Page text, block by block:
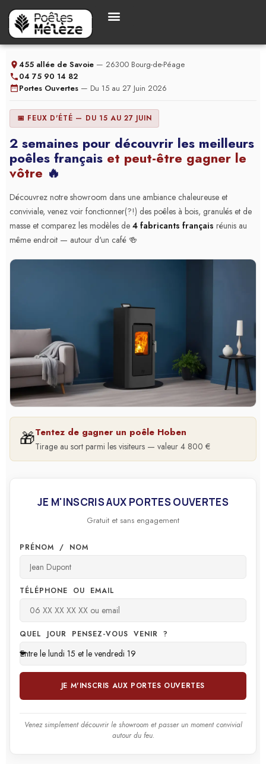
455 allée de Savoie — 26300 Bourg-de-Péage
04 75 90 14 82
Portes Ouvertes — Du 15 au 27 Juin 2026
📅 FEUX D'ÉTÉ — DU 15 AU 27 JUIN
2 semaines pour découvrir les meilleurs
poêles français et peut-être gagner le
vôtre 🔥
Découvrez notre showroom dans une ambiance chaleureuse et
conviviale, venez voir fonctionner(?!) des poêles à bois, granulés et de
masse et comparez les modèles de 4 fabricants français réunis au
même endroit — autour d'un café 🍻
🎁Tentez de gagner un poêle Hoben
Tirage au sort parmi les visiteurs — valeur 4 800 €
JE M'INSCRIS AUX PORTES OUVERTES
Gratuit et sans engagement
PRÉNOM / NOM
TÉLÉPHONE OU EMAIL
QUEL JOUR PENSEZ-VOUS VENIR ?
JE M'INSCRIS AUX PORTES OUVERTES
Venez simplement découvrir le showroom et passer un moment convivial
autour du feu.